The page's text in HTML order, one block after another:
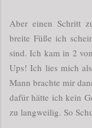
Aber einen Schritt
breite Füße ich
sind. Ich kam in 2
Ups! Ich lies mich
Mann brachte mir
dafür hätte ich kein
zu langweilig. So